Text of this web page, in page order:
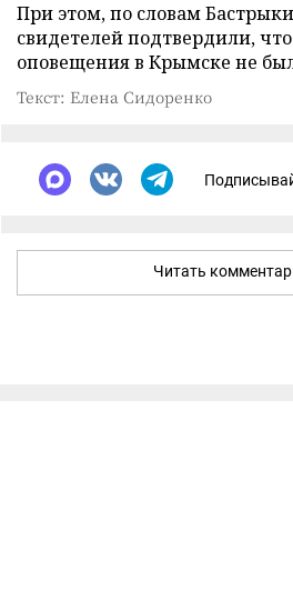
При этом, по словам
свидетелей подтвердили,
оповещения в Крымске не
Текст: Елена Сидоренко
Читать